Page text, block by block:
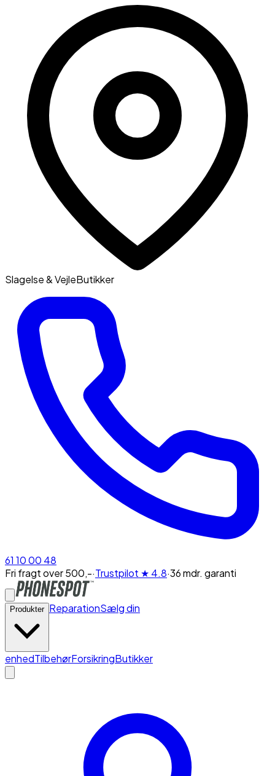
Slagelse & VejleButikker
61 10 00 48
Fri fragt over 500,-·Trustpilot ★ 4.8·36 mdr. garanti
Produkter ReparationSælg din
enhedTilbehørForsikringButikker